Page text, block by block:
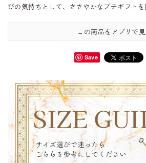
びの気持ちとして、ささやかなプチギフトを
この商品をアプリで
Save